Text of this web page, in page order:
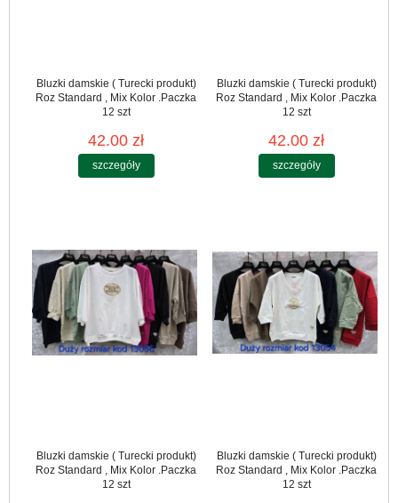
Bluzki damskie ( Turecki produkt)
Roz Standard , Mix Kolor .Paczka
12 szt
42.00 zł
szczegóły
Bluzki damskie ( Turecki produkt)
Roz Standard , Mix Kolor .Paczka
12 szt
42.00 zł
szczegóły
Bluzki damskie ( Turecki produkt)
Roz Standard , Mix Kolor .Paczka
12 szt
Bluzki damskie ( Turecki produkt)
Roz Standard , Mix Kolor .Paczka
12 szt